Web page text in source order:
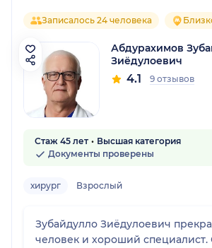
Записалось 24 человека
Абдурахимов
Зиёдулоевич
4.1 9 отзывов
Стаж 45 лет
Высшая категория
Документы проверены
хирург Взрослый
Зубайдулло Зиёдулоевич
человек и хороший специалист.